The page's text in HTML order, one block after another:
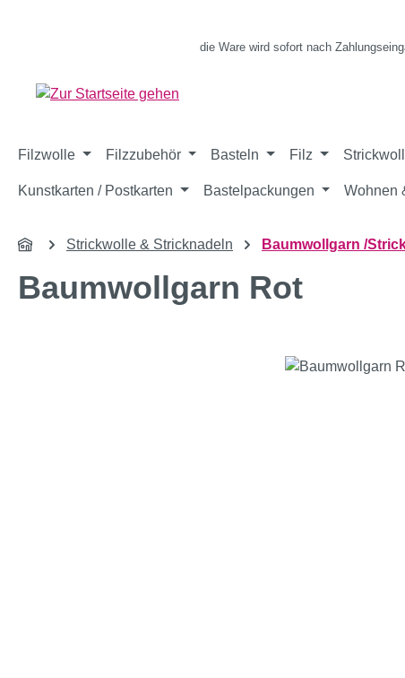
die Ware wird sofort nach
Filzwolle Filzzubehör Basteln Filz
Kunstkarten / Postkarten Bastelpackungen Wohnen
Strickwolle & Stricknadeln Baumwollgarn /
Baumwollgarn Rot